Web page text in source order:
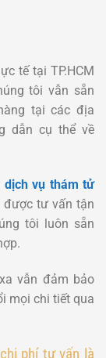
tế tại TP.HCM
tôi vẫn sẵn
tại các địa
dẫn cụ thể về
dịch vụ thám tử
được tư vấn tận
tôi luôn sẵn
vẫn đảm bảo
mọi chi tiết qua
phí tư vấn là